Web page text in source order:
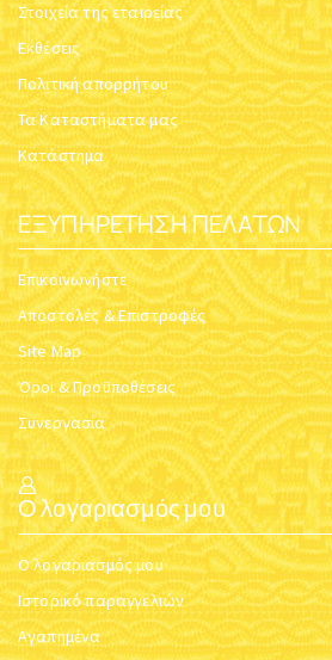
Στοιχεία της εταιρείας
Εκθέσεις
Πολιτική απορρήτου
Τα Καταστήματα μας
Κατάστημα
ΕΞΥΠΗΡΈΤΗΣΗ ΠΕΛΑΤΏΝ
Επικοινωνήστε
Αποστολές & Επιστροφές
Site Map
Όροι & Προϋποθέσεις
Συνεργασία
Ο λογαριασμός μου
Ο λογαριασμός μου
Ιστορικό παραγγελιών
Αγαπημένα